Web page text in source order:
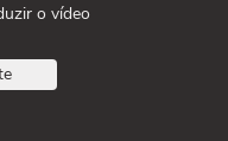
o vídeo